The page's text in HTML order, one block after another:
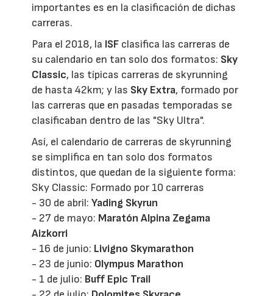
importantes es en la clasificación de dichas
carreras.
Para el 2018, la ISF clasifica las carreras de
su calendario en tan solo dos formatos: Sky
Classic, las típicas carreras de skyrunning
de hasta 42km; y las Sky Extra, formado por
las carreras que en pasadas temporadas se
clasificaban dentro de las "Sky Ultra".
Así, el calendario de carreras de skyrunning
se simplifica en tan solo dos formatos
distintos, que quedan de la siguiente forma:
Sky Classic: Formado por 10 carreras
- 30 de abril:Yading Skyrun
- 27 de mayo: Maratón Alpina Zegama
Aizkorri
- 16 de junio: Livigno Skymarathon
- 23 de junio: Olympus Marathon
- 1 de julio: Buff Epic Trail